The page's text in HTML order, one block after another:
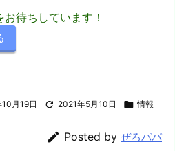
待ちしています！
月19日  2021年5月10日  情報
 Posted by ぜろパパ